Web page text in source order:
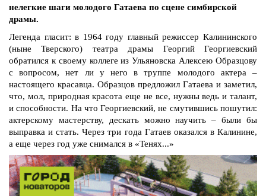
нелегкие шаги молодого Гатаева по сцене симбирской
драмы.
Легенда гласит: в 1964 году главный режиссер Калининского
(ныне Тверского) театра драмы Георгий Георгиевский
обратился к своему коллеге из Ульяновска Алексею Образцову
с вопросом, нет ли у него в труппе молодого актера –
настоящего красавца. Образцов предложил Гатаева и заметил,
что, мол, природная красота еще не все, нужны ведь и талант,
и способности. На что Георгиевский, не смутившись пошутил:
актерскому мастерству, дескать можно научить – были бы
выправка и стать. Через три года Гатаев оказался в Калинине,
а еще через год уже снимался в «Тенях...»